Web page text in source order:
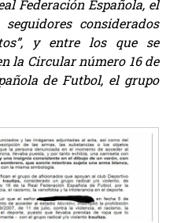
Federación Española, el
considerados
y entre los que se
la Circular número 16 de
de Futbol, el grupo